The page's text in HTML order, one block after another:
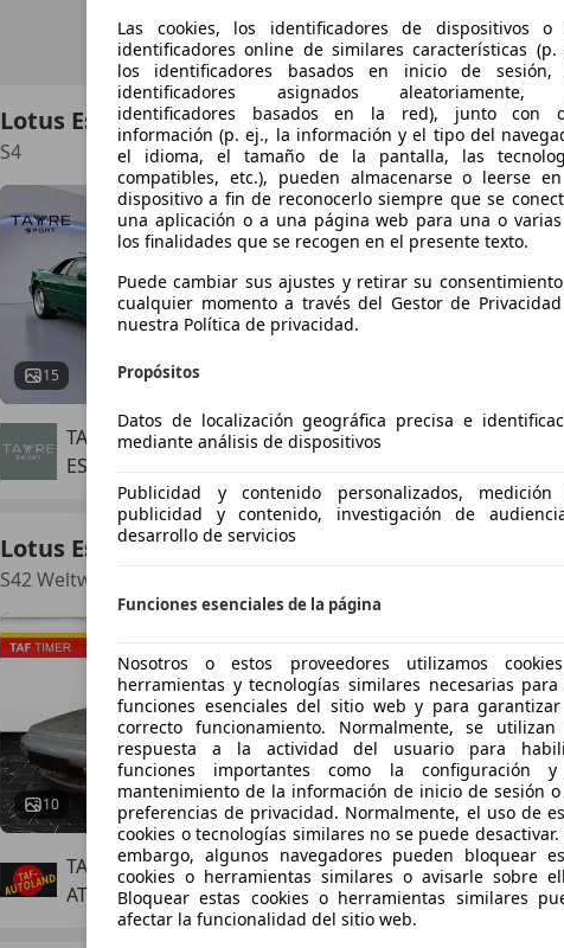
Lotus Esprit
S4
15
€ 62.800 Sin
TAYRE AUTOMOCION- Concesionario Oficial
ES-28002 MADRID
Lotus Esprit
S42 Weltweit ca 370 Stück!
10 01/1995 161.100 km
TAFRENT GmbH
AT-9500 Villach
Las cookies, los identificadores de dispositivos o
identificadores online de similares características (p.
los identificadores basados en inicio de sesión,
identificadores asignados aleatoriamente,
identificadores basados en la red), junto con
información (p. ej., la información y el tipo del
el idioma, el tamaño de la pantalla, las
compatibles, etc.), pueden almacenarse o leerse
dispositivo a fin de reconocerlo siempre que se
una aplicación o a una página web para una o
los finalidades que se recogen en el presente texto.
Puede cambiar sus ajustes y retirar su
cualquier momento a través del Gestor de
nuestra Política de privacidad.
Propósitos
Datos de localización geográfica precisa e
mediante análisis de dispositivos
Publicidad y contenido personalizados,
publicidad y contenido, investigación de
desarrollo de servicios
Funciones esenciales de la página
Nosotros o estos proveedores utilizamos
herramientas y tecnologías similares necesarias para
funciones esenciales del sitio web y para
correcto funcionamiento. Normalmente, se
respuesta a la actividad del usuario para
funciones importantes como la configuración
mantenimiento de la información de inicio de sesión o
preferencias de privacidad. Normalmente, el uso de
cookies o tecnologías similares no se puede desactivar.
embargo, algunos navegadores pueden bloquear
cookies o herramientas similares o avisarle sobre
Bloquear estas cookies o herramientas similares
afectar la funcionalidad del sitio web.